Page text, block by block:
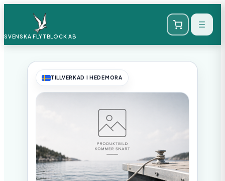
SVENSKA FLYTBLOCK AB
TILLVERKAD I HEDEMORA